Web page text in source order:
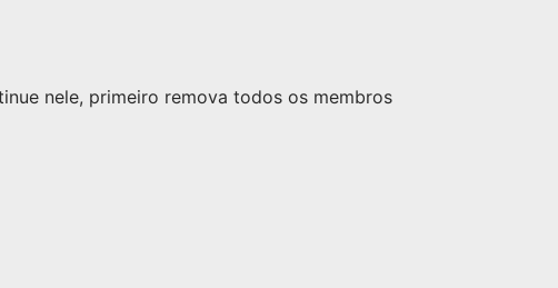
nele, primeiro remova todos os membros